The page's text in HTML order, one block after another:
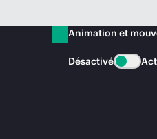
Animation et
Désactivé